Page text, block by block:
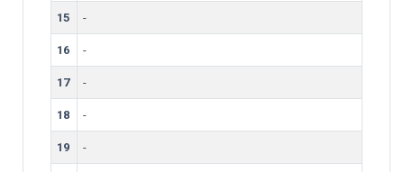
15 -
16 -
17 -
18 -
19 -